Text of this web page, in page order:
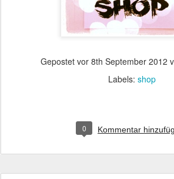
Gepostet vor 8th September 2012
Labels: shop
0 Kommentar